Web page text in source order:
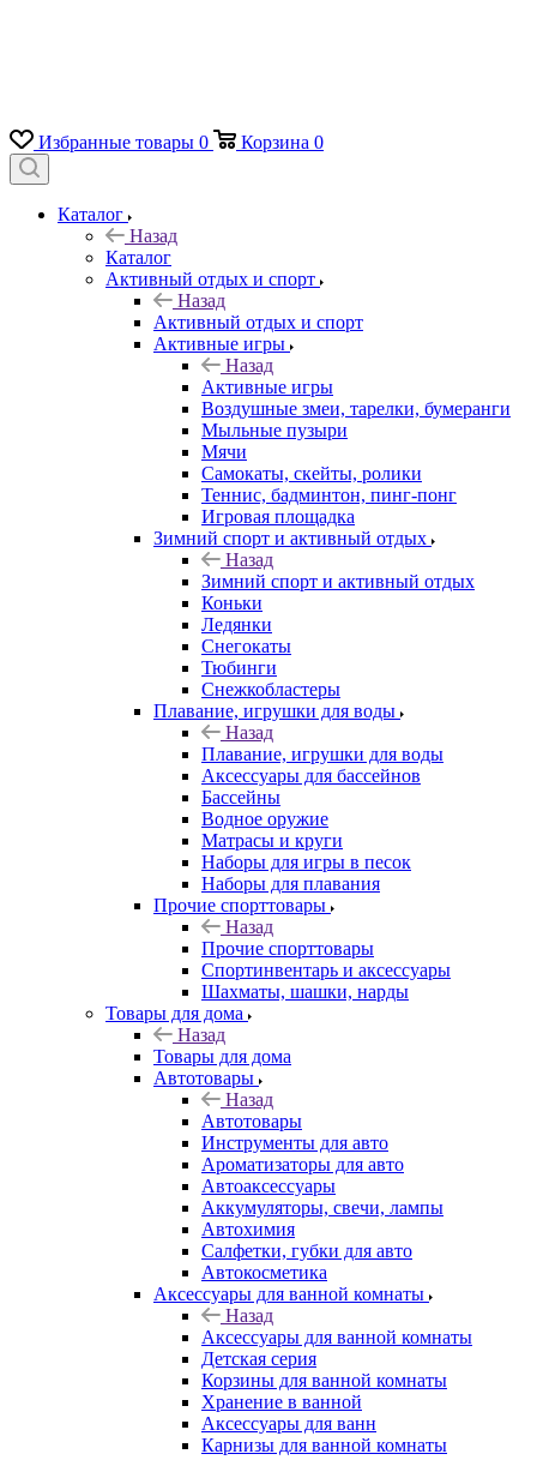
Избранные товары 0 Корзина 0
Каталог
Назад
Каталог
Активный отдых и спорт
Назад
Активный отдых и спорт
Активные игры
Назад
Активные игры
Воздушные змеи, тарелки, бумеранги
Мыльные пузыри
Мячи
Самокаты, скейты, ролики
Теннис, бадминтон, пинг-понг
Игровая площадка
Зимний спорт и активный отдых
Назад
Зимний спорт и активный отдых
Коньки
Ледянки
Снегокаты
Тюбинги
Снежкобластеры
Плавание, игрушки для воды
Назад
Плавание, игрушки для воды
Аксессуары для бассейнов
Бассейны
Водное оружие
Матрасы и круги
Наборы для игры в песок
Наборы для плавания
Прочие спорттовары
Назад
Прочие спорттовары
Спортинвентарь и аксессуары
Шахматы, шашки, нарды
Товары для дома
Назад
Товары для дома
Автотовары
Назад
Автотовары
Инструменты для авто
Ароматизаторы для авто
Автоаксессуары
Аккумуляторы, свечи, лампы
Автохимия
Салфетки, губки для авто
Автокосметика
Аксессуары для ванной комнаты
Назад
Аксессуары для ванной комнаты
Детская серия
Корзины для ванной комнаты
Хранение в ванной
Аксессуары для ванн
Карнизы для ванной комнаты